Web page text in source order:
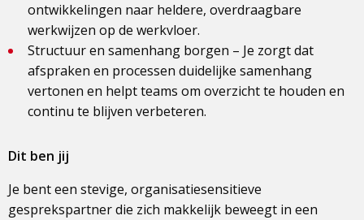
ontwikkelingen naar heldere, overdraagbare
werkwijzen op de werkvloer.
Structuur en samenhang borgen – Je zorgt dat
afspraken en processen duidelijke samenhang
vertonen en helpt teams om overzicht te houden en
continu te blijven verbeteren.
Dit ben jij
Je bent een stevige, organisatiesensitieve
gesprekspartner die zich makkelijk beweegt in een